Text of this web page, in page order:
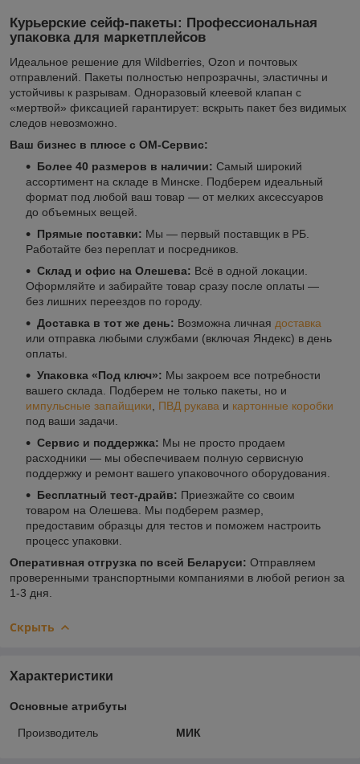
Курьерские сейф-пакеты: Профессиональная
упаковка для маркетплейсов
Идеальное решение для Wildberries, Ozon и почтовых
отправлений. Пакеты полностью непрозрачны, эластичны и
устойчивы к разрывам. Одноразовый клеевой клапан с
«мертвой» фиксацией гарантирует: вскрыть пакет без видимых
следов невозможно.
Ваш бизнес в плюсе с ОМ-Сервис:
Более 40 размеров в наличии: Самый широкий
ассортимент на складе в Минске. Подберем идеальный
формат под любой ваш товар — от мелких аксессуаров
до объемных вещей.
Прямые поставки: Мы — первый поставщик в РБ.
Работайте без переплат и посредников.
Склад и офис на Олешева: Всё в одной локации.
Оформляйте и забирайте товар сразу после оплаты —
без лишних переездов по городу.
Доставка в тот же день: Возможна личная доставка
или отправка любыми службами (включая Яндекс) в день
оплаты.
Упаковка «Под ключ»: Мы закроем все потребности
вашего склада. Подберем не только пакеты, но и
импульсные запайщики
ПВД рукава и картонные коробки
под ваши задачи.
Сервис и поддержка: Мы не просто продаем
расходники — мы обеспечиваем полную сервисную
поддержку и ремонт вашего упаковочного оборудования.
Бесплатный тест-драйв: Приезжайте со своим
товаром на Олешева. Мы подберем размер,
предоставим образцы для тестов и поможем настроить
процесс упаковки.
Оперативная отгрузка по всей Беларуси: Отправляем
проверенными транспортными компаниями в любой регион за
1-3 дня.
Скрыть
Характеристики
Основные атрибуты
Производитель МИК